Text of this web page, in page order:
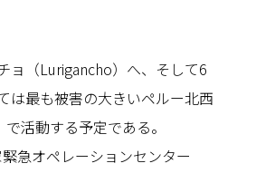
ョ（Lurigancho）へ、そして6
は最も被害の大きいペルー北西
活動する予定である。
急オペレーションセンター